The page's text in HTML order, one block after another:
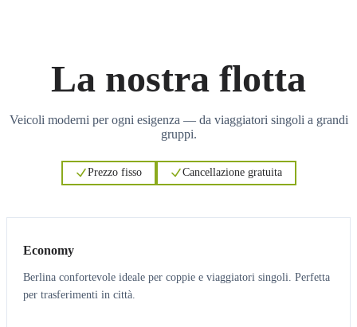
La nostra flotta
Veicoli moderni per ogni esigenza — da viaggiatori singoli a grandi
gruppi.
Prezzo fisso Cancellazione gratuita
Economy
Berlina confortevole ideale per coppie e viaggiatori singoli. Perfetta
per trasferimenti in città.